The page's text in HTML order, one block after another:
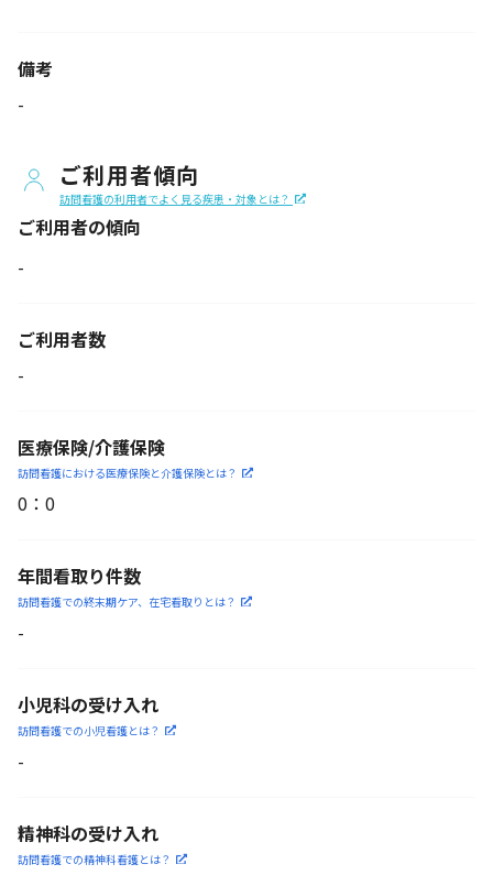
備考
-
ご利用者傾向
訪問看護の利用者でよく見る疾患・対象とは？
ご利用者の傾向
-
ご利用者数
-
医療保険/介護保険
訪問看護における医療保険と介護保険とは？
0 ： 0
年間看取り件数
訪問看護での終末期ケア、 在宅看取りとは？
-
小児科の受け入れ
訪問看護での小児看護とは？
-
精神科の受け入れ
訪問看護での精神科看護とは？